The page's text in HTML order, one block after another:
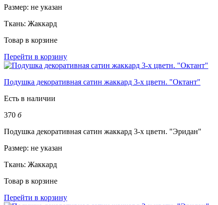
Размер: не указан
Ткань: Жаккард
Товар в корзине
Перейти в корзину
Подушка декоративная сатин жаккард 3-х цветн. "Октант"
Есть в наличии
370 б
Подушка декоративная сатин жаккард 3-х цветн. "Эридан"
Размер: не указан
Ткань: Жаккард
Товар в корзине
Перейти в корзину